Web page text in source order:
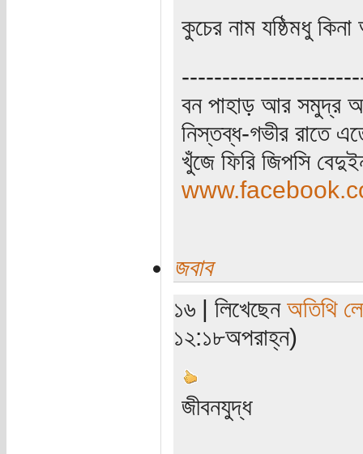
কুচের নাম যষ্ঠিমধু
বন পাহাড় আর সমুদ্র
নিস্তব্ধ-গভীর রাতে
খুঁজে ফিরি জিপসি
জবাব
১৬ | লিখেছেন অতিথি
১২:১৮অপরাহ্ন)
জীবনযুদ্ধ